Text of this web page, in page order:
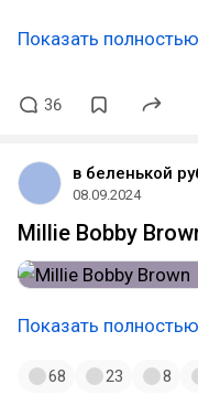
Показать полностью
36
в беленькой
08.09.2024
Millie Bobby
Показать полностью
68 23 8